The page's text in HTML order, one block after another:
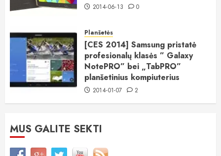
2014-06-13 0
Planšetės
[CES 2014] Samsung pristatė
profesionalų klasės ” Galaxy
NotePRO” bei „TabPRO”
planšetinius kompiuterius
2014-01-07 2
MUS GALITE SEKTI